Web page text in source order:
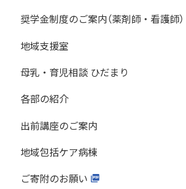
奨学金制度のご案内（薬剤師・看護師）
地域支援室
母乳・育児相談 ひだまり
各部の紹介
出前講座のご案内
地域包括ケア病棟
ご寄附のお願い